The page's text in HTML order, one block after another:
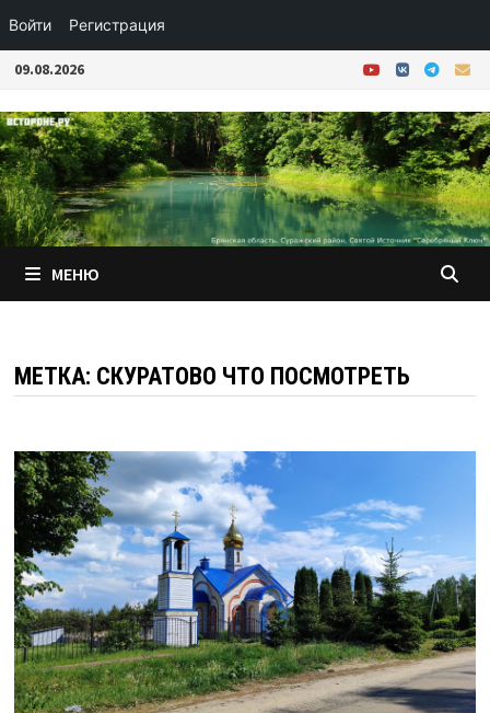
Войти Регистрация
Перейти
содержимому
09.08.2026
МЕНЮ
МЕТКА: СКУРАТОВО ЧТО ПОСМОТРЕТЬ